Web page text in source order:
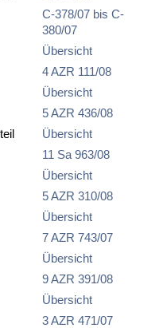
C-378/07 bis C-
380/07
Übersicht
4 AZR 111/08
Übersicht
5 AZR 436/08
Übersicht
11 Sa 963/08
Übersicht
5 AZR 310/08
Übersicht
7 AZR 743/07
Übersicht
9 AZR 391/08
Übersicht
3 AZR 471/07